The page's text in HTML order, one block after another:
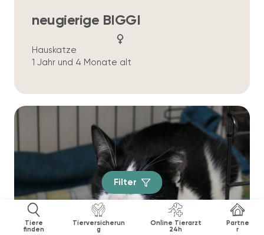
Tiere
finden
Tierversicherun
g
Online Tierarzt
24h
Partne
r
neugierige BIGGI
Hauskatze
1 Jahr und 4 Monate alt
Filter